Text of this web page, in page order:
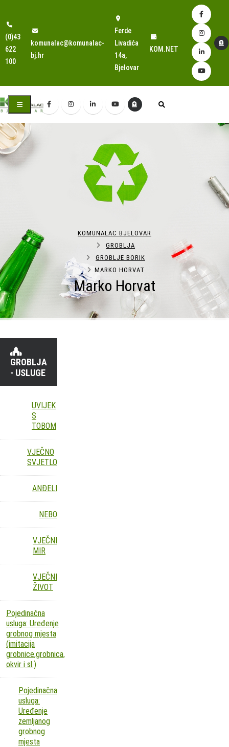
(0)43
622
100
komunalac@komunalac-
bj.hr
Ferde
Livadića
14a,
Bjelovar
KOM.NET
Marko Horvat
KOMUNALAC BJELOVAR
GROBLJA
GROBLJE BORIK
MARKO HORVAT
GROBLJA
- USLUGE
UVIJEK
S
TOBOM
VJEČNO
SVJETLO
ANĐELI
NEBO
VJEČNI
MIR
VJEČNI
ŽIVOT
Pojedinačna
usluga: Uređenje
grobnog mjesta
(imitacija
grobnice,grobnica,
okvir i sl.)
Pojedinačna
usluga:
Uređenje
zemljanog
grobnog
mjesta